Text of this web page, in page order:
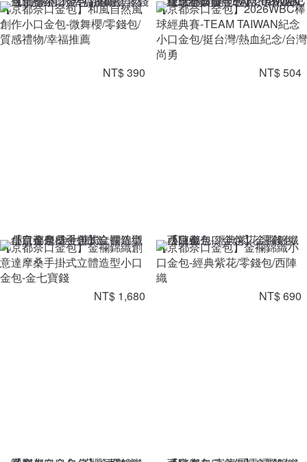
【京都奈口金包】和風自然風
創作小口金包-微舞櫻/零錢包/
質感禮物/幸福推薦
NT$ 390
【京都奈口金包】2026WBC棒
球經典賽-TEAM TAIWAN紀念
小口金包/挺台灣/熱血紀念/台灣
尚勇
NT$ 504
【京都奈口金包】金襴錦織創
意達摩桑手掛式立體造型小口
金包-金七寶錢
NT$ 1,680
【京都奈口金包】金襴錦織小
口金包-經典紫花/零錢包/西陣
織
NT$ 690